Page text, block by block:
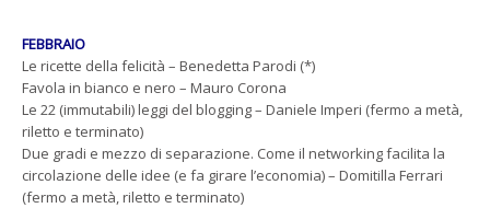
FEBBRAIO
Le ricette della felicità – Benedetta Parodi (*)
Favola in bianco e nero – Mauro Corona
Le 22 (immutabili) leggi del blogging – Daniele Imperi (fermo a metà,
riletto e terminato)
Due gradi e mezzo di separazione. Come il networking facilita la
circolazione delle idee (e fa girare l’economia) – Domitilla Ferrari
(fermo a metà, riletto e terminato)